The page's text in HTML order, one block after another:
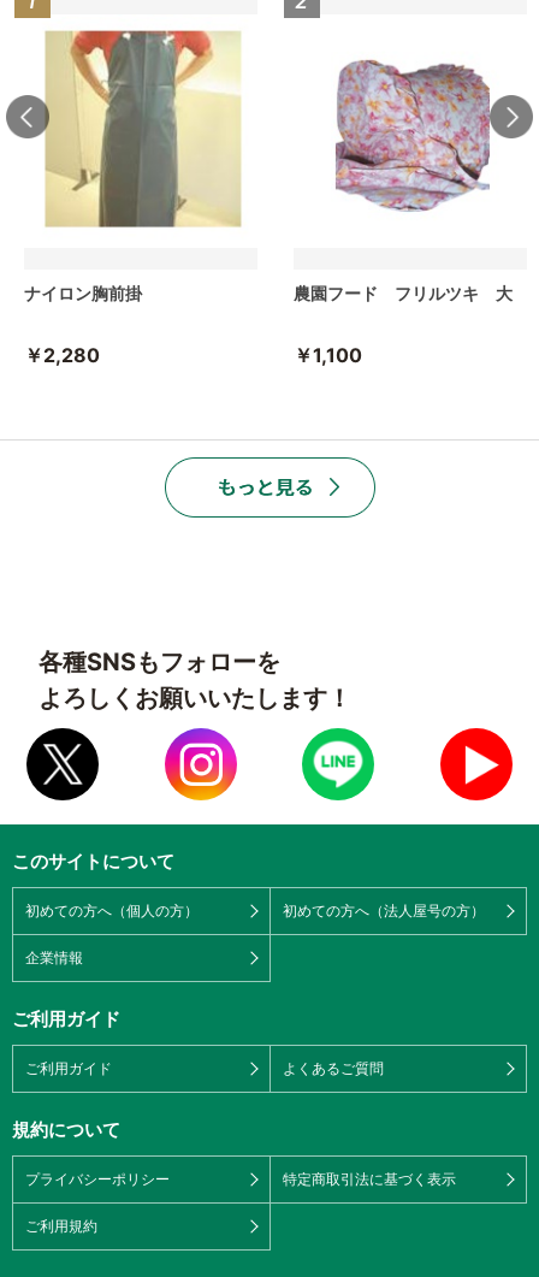
ナイロン胸前掛
￥2,280
農園フード フリルツキ 大
￥1,100
各種SNSもフォローを
よろしくお願いいたします！
このサイトについて
初めての方へ（個人の方） 初めての方へ（法人屋号の方）
企業情報
ご利用ガイド
ご利用ガイド よくあるご質問
規約について
プライバシーポリシー 特定商取引法に基づく表示
ご利用規約